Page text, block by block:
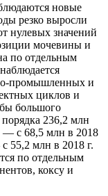
новые
резко выросли
нулевых значений
мочевины и
по отдельным
промышленных и
циклов и
большого
порядка 236,2 млн
— с 68,5 млн в 2018
55,2 млн в 2018 г.
по отдельным
коксу и